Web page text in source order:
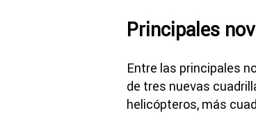
Principales
Entre las principales
de tres nuevas
helicópteros, más